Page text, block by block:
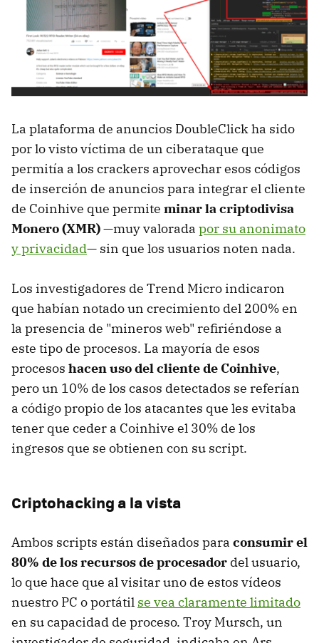
La plataforma de anuncios DoubleClick ha sido
por lo visto víctima de un ciberataque que
permitía a los crackers aprovechar esos códigos
de inserción de anuncios para integrar el cliente
de Coinhive que permite minar la criptodivisa
Monero (XMR)—muy valorada por su anonimato
y privacidad— sin que los usuarios noten nada.
Los investigadores de Trend Micro indicaron
que habían notado un crecimiento del 200% en
la presencia de "mineros web" refiriéndose a
este tipo de procesos. La mayoría de esos
procesos hacen uso del cliente de Coinhive,
pero un 10% de los casos detectados se referían
a código propio de los atacantes que les evitaba
tener que ceder a Coinhive el 30% de los
ingresos que se obtienen con su script.
Criptohacking a la vista
Ambos scripts están diseñados para consumir el
80% de los recursos de procesador del usuario,
lo que hace que al visitar uno de estos vídeos
nuestro PC o portátil se vea claramente limitado
en su capacidad de proceso. Troy Mursch, un